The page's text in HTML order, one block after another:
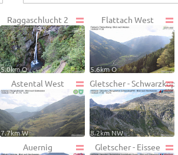
Raggaschlucht 2
5.0km O
Flattach West
5.6km O
Astental West
7.7km W
Gletscher - Schwarzkopf
8.2km NW
Auernig Gletscher - Eissee